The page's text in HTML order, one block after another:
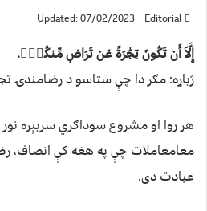
Editorial
Updated: 07/02/2023
إِلَّآ أَن تَكُونَ تِجَٰرَةً عَن تَرَاضٖ مِّنكُمۡۚ.
ژباړه: مګر دا چې ستاسو د رضامندۍ
هر روا او مشروع سوداګري سربېره
معامعاملات چې په هغه کې انصاف،
عبادت دی.